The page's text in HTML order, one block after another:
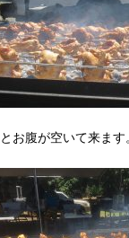
お腹が空いて来ます